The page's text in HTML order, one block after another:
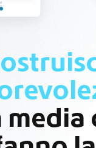
media